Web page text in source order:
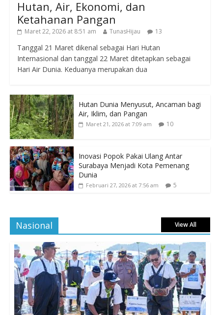
Hutan, Air, Ekonomi, dan
Ketahanan Pangan
Maret 22, 2026 at 8:51 am TunasHijau 13
Tanggal 21 Maret dikenal sebagai Hari Hutan
Internasional dan tanggal 22 Maret ditetapkan sebagai
Hari Air Dunia. Keduanya merupakan dua
Hutan Dunia Menyusut, Ancaman bagi
Air, Iklim, dan Pangan
Maret 21, 2026 at 7:09 am 10
Inovasi Popok Pakai Ulang Antar
Surabaya Menjadi Kota Pemenang
Dunia
Februari 27, 2026 at 7:56 am 5
Nasional View All